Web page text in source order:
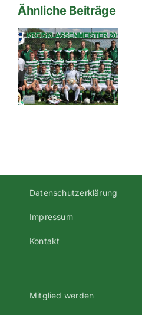
Ähnliche Beiträge
Datenschutzerklärung
Impressum
Kontakt
Mitglied werden